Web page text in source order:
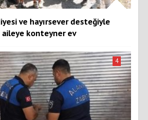
ve hayırsever desteğiyle
konteyner ev
4